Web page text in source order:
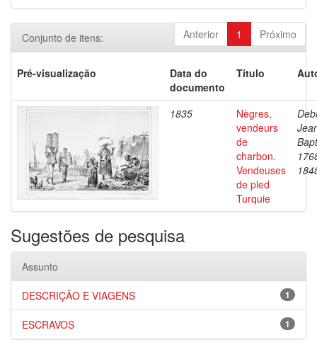
Anterior 1 Próximo
Conjunto de itens:
Pré-visualização
Data do
documento
Título
1835
Nègres,
vendeurs
de
charbon.
Vendeuses
de pled
Turquie
Sugestões de pesquisa
Assunto
1
DESCRIÇÃO E VIAGENS
1
ESCRAVOS